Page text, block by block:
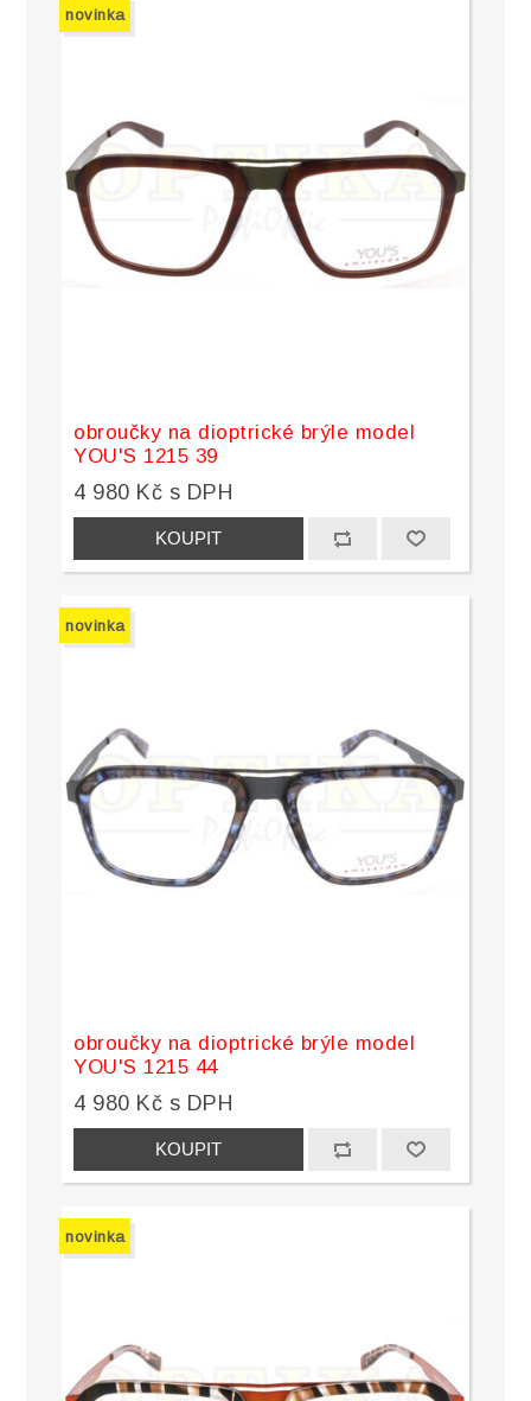
novinka
obroučky na dioptrické brýle model
YOU'S 1215 39
4 980 Kč s DPH
novinka
obroučky na dioptrické brýle model
YOU'S 1215 44
4 980 Kč s DPH
novinka